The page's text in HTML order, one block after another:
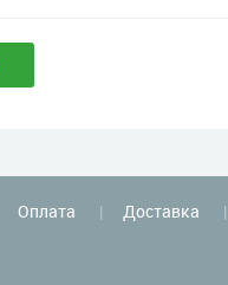
Оплата Доставка